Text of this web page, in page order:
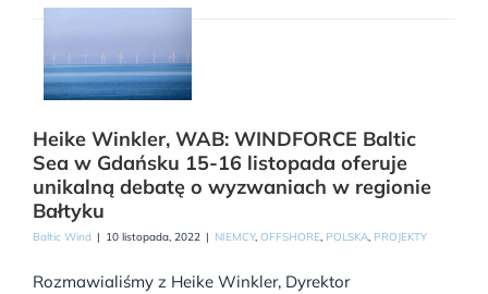
Heike Winkler, WAB: WINDFORCE Baltic
Sea w Gdańsku 15-16 listopada oferuje
unikalną debatę o wyzwaniach w regionie
Bałtyku
Baltic Wind | 10 listopada, 2022 | NIEMCY, OFFSHORE, POLSKA, PROJEKTY
Rozmawialiśmy z Heike Winkler, Dyrektor